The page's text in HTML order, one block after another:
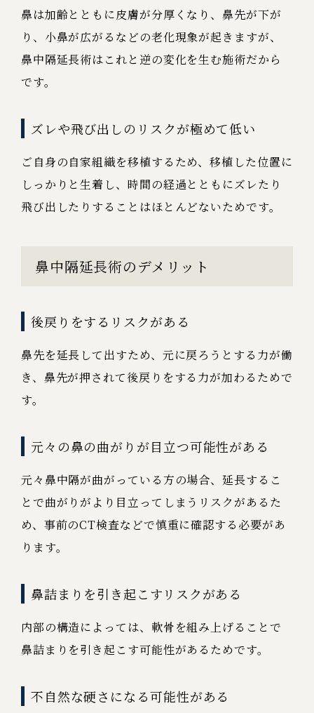
鼻は加齢とともに皮膚が分厚くなり、鼻先が下が
り、小鼻が広がるなどの老化現象が起きますが、
鼻中隔延長術はこれと逆の変化を生む施術だから
です。
ズレや飛び出しのリスクが極めて低い
ご自身の自家組織を移植するため、移植した位置に
しっかりと生着し、時間の経過とともにズレたり
飛び出したりすることはほとんどないためです。
鼻中隔延長術のデメリット
後戻りをするリスクがある
鼻先を延長して出すため、元に戻ろうとする力が働
き、鼻先が押されて後戻りをする力が加わるためで
す。
元々の鼻の曲がりが目立つ可能性がある
元々鼻中隔が曲がっている方の場合、延長するこ
とで曲がりがより目立ってしまうリスクがあるた
め、事前のCT検査などで慎重に確認する必要があ
ります。
鼻詰まりを引き起こすリスクがある
内部の構造によっては、軟骨を組み上げることで
鼻詰まりを引き起こす可能性があるためです。
不自然な硬さになる可能性がある